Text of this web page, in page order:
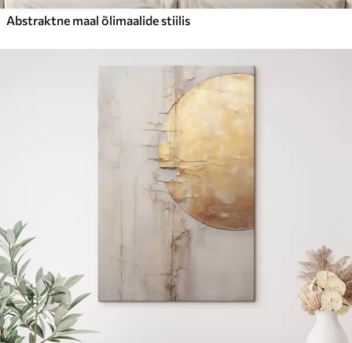
Abstraktne maal õlimaalide stiilis